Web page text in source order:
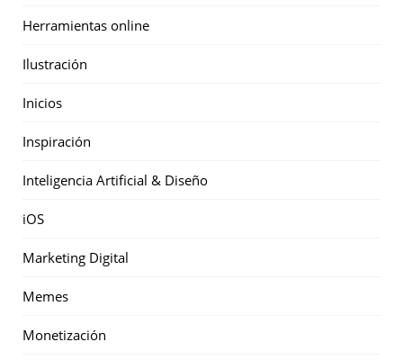
Herramientas online
Ilustración
Inicios
Inspiración
Inteligencia Artificial & Diseño
iOS
Marketing Digital
Memes
Monetización